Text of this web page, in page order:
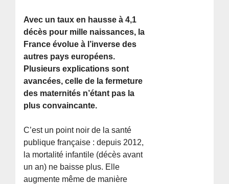
Avec un taux en hausse à 4,1
décès pour mille naissances, la
France évolue à l’inverse des
autres pays européens.
Plusieurs explications sont
avancées, celle de la fermeture
des maternités n’étant pas la
plus convaincante.
C’est un point noir de la santé
publique française : depuis 2012,
la mortalité infantile (décès avant
un an) ne baisse plus. Elle
augmente même de manière